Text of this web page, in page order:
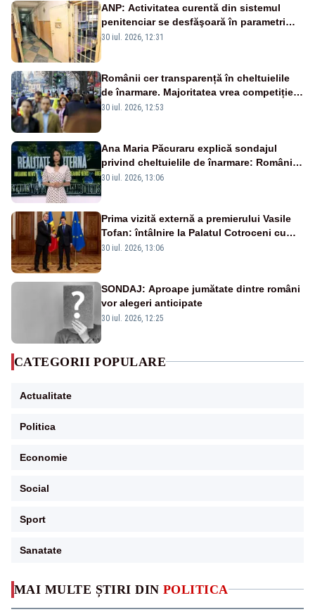
MAI MULTE ȘTIRI DIN POLITICA
ANP: Activitatea curentă din sistemul
penitenciar se desfăşoară în parametri
normali
30 iul. 2026, 12:31
Românii cer transparență în cheltuielile
de înarmare. Majoritatea vrea competiție
reală și industrie locală – SONDAJ
30 iul. 2026, 12:53
Ana Maria Păcuraru explică sondajul
privind cheltuielile de înarmare: Românii
cer transparență în achiziții și un echilibru
30 iul. 2026, 13:06
Prima vizită externă a premierului Vasile
Tofan: întâlnire la Palatul Cotroceni cu
președintele Nicușor Dan
30 iul. 2026, 13:06
SONDAJ: Aproape jumătate dintre români
vor alegeri anticipate
30 iul. 2026, 12:25
CATEGORII POPULARE
Actualitate
Politica
Economie
Social
Sport
Sanatate